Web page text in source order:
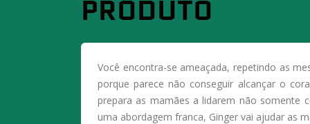
PRODUTO
Você encontra-se ameaçada, repetindo as
porque parece não conseguir alcançar o
prepara as mamães a lidarem não somente
uma abordagem franca, Ginger vai ajudar as